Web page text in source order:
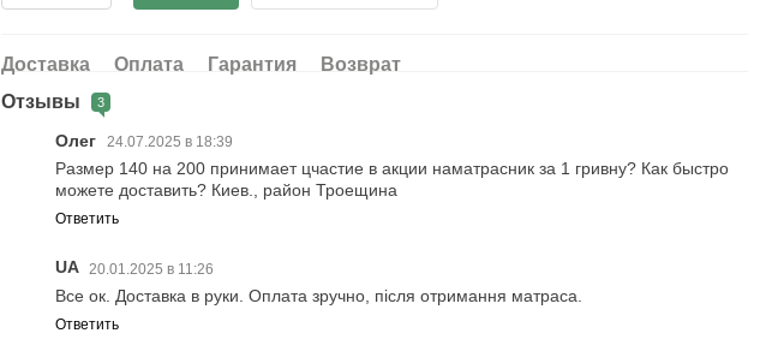
Доставка Оплата Гарантия
Возврат
Отзывы
3
Олег 24.07.2025 в 18:39
Размер 140 на 200 принимает цчастие в акции наматрасник за 1 гривну? Как быстро
можете доставить? Киев., район Троещина
Ответить
UA 20.01.2025 в 11:26
Все ок. Доставка в руки. Оплата зручно, після отримання матраса.
Ответить